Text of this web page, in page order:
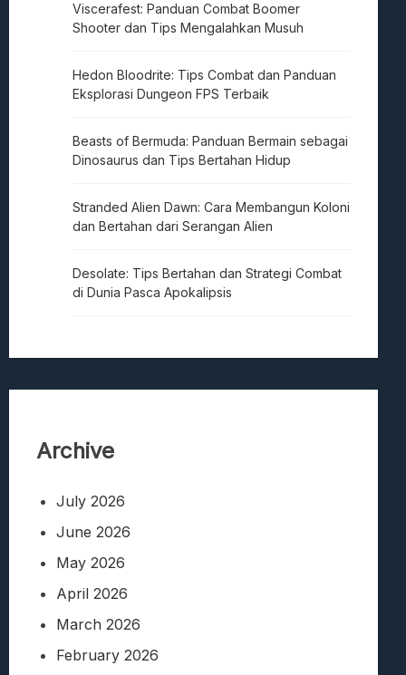
Viscerafest: Panduan Combat Boomer
Shooter dan Tips Mengalahkan Musuh
Hedon Bloodrite: Tips Combat dan Panduan
Eksplorasi Dungeon FPS Terbaik
Beasts of Bermuda: Panduan Bermain sebagai
Dinosaurus dan Tips Bertahan Hidup
Stranded Alien Dawn: Cara Membangun Koloni
dan Bertahan dari Serangan Alien
Desolate: Tips Bertahan dan Strategi Combat
di Dunia Pasca Apokalipsis
Archive
July 2026
June 2026
May 2026
April 2026
March 2026
February 2026